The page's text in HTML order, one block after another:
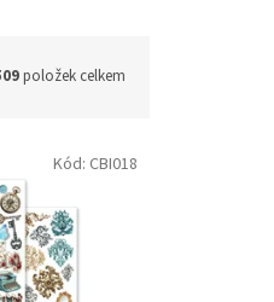
položek celkem
Kód: CBI018